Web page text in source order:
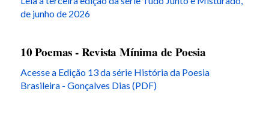
de junho de 2026
10 Poemas - Revista Mínima de Poesia
Acesse a Edição 13 da série História da Poesia
Brasileira - Gonçalves Dias (PDF)